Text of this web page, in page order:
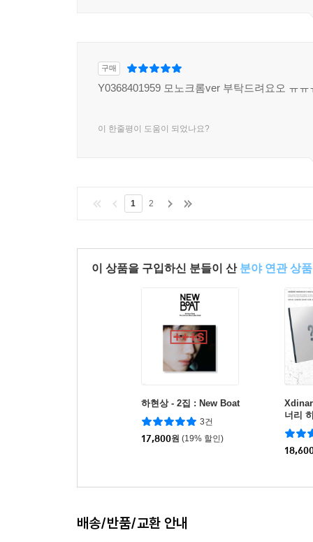
구매
Y0368401959 모노크롬ver 부탁드려요오 ㅠㅠ
이 한줄평이 도움이 되었나요?
1 2
이 상품을 구입하신 분들이 산 분야 연관 상품
하현상 - 2집 : New Boat
3건
17,800원 (19% 할인)
너리
범 8
중 1
배송/반품/교환 안내